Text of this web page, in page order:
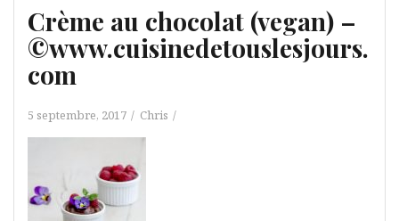
Crème au chocolat (vegan) –
©www.cuisinedetouslesjours.
com
5 septembre, 2017 Chris